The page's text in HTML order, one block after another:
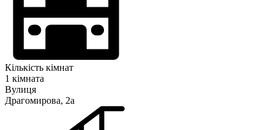
Кількість кімнат
1 кімната
Вулиця
Драгомирова, 2а